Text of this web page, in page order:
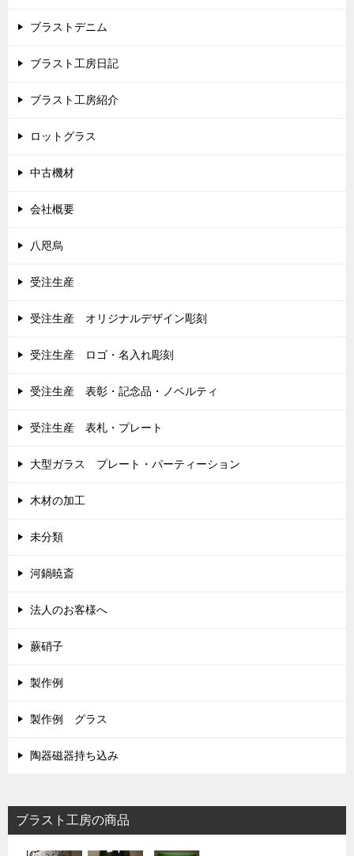
ブラストデニム
ブラスト工房日記
ブラスト工房紹介
ロットグラス
中古機材
会社概要
八咫烏
受注生産
受注生産 オリジナルデザイン彫刻
受注生産 ロゴ・名入れ彫刻
受注生産 表彰・記念品・ノベルティ
受注生産 表札・プレート
大型ガラス プレート・パーティーション
木材の加工
未分類
河鍋暁斎
法人のお客様へ
蕨硝子
製作例
製作例 グラス
陶器磁器持ち込み
ブラスト工房の商品